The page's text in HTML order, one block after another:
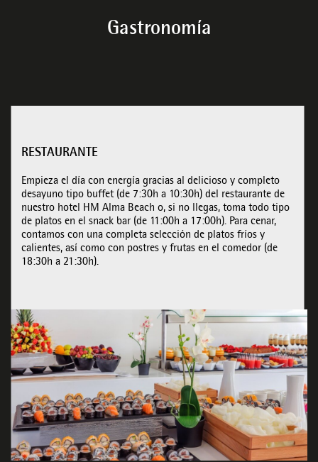
Gastronomía
RESTAURANTE
Empieza el día con energía gracias al delicioso y completo
desayuno tipo buffet (de 7:30h a 10:30h) del restaurante de
nuestro hotel HM Alma Beach o, si no llegas, toma todo tipo
de platos en el snack bar (de 11:00h a 17:00h). Para cenar,
contamos con una completa selección de platos fríos y
calientes, así como con postres y frutas en el comedor (de
18:30h a 21:30h).